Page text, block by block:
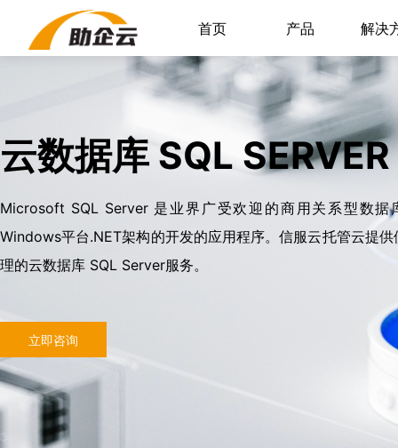
首页 产品 解决
云数据库 SQL SERVER
Microsoft SQL Server 是业界广受欢迎的商用关系型数
Windows平台.NET架构的开发的应用程序。信服云托管云提
理的云数据库 SQL Server服务。
立即咨询